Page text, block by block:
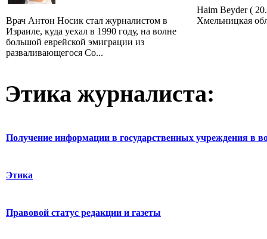
Врач Антон Носик стал журналистом в
Израиле, куда уехал в 1990 году, на волне
большой еврейской эмиграции из
разваливающегося Со...
Haim Beyder (
Хмельницкая
Этика журналиста:
Получение информации в государственных учреждения в
Этика
Правовой статус редакции и газеты